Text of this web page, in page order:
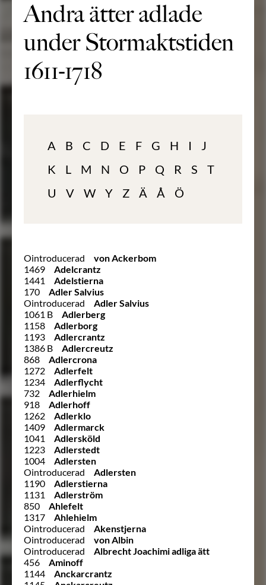
Andra ätter adlade
under Stormaktstiden
1611-1718
A B C D E F G H I
J
K
L M N O P Q R S
T
U
V W Y Z Ä Å Ö
Ointroducerad
von Ackerbom
1469
Adelcrantz
1441
Adelstierna
170
Adler Salvius
Ointroducerad
Adler Salvius
1061 B
Adlerberg
1158
Adlerborg
1193
Adlercrantz
1386 B
Adlercreutz
868
Adlercrona
1272
Adlerfelt
1234
Adlerflycht
732
Adlerhielm
918
Adlerhoff
1262
Adlerklo
1409
Adlermarck
1041
Adlersköld
1223
Adlerstedt
1004
Adlersten
Ointroducerad
Adlersten
1190
Adlerstierna
1131
Adlerström
850
Ahlefelt
1317
Ahlehielm
Ointroducerad
Akenstjerna
Ointroducerad
von Albin
Ointroducerad
Albrecht Joachimi adliga ätt
456
Aminoff
1144
Anckarcrantz